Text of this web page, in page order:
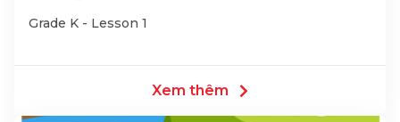
Grade K - Lesson 1
Xem thêm